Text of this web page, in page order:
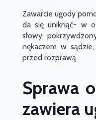
Zawarcie ugody
da się uniknąć- w
słowy,
nękaczem w
przed rozprawą.
Sprawa
zawiera